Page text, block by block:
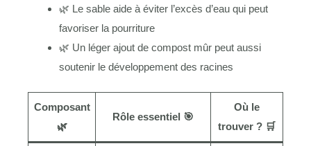
🌿 Le sable aide à éviter l’excès d’eau qui peut
favoriser la pourriture
🌿 Un léger ajout de compost mûr peut aussi
soutenir le développement des racines
Composant
🌿
Rôle essentiel 🎯
Où le
trouver ? 🛒